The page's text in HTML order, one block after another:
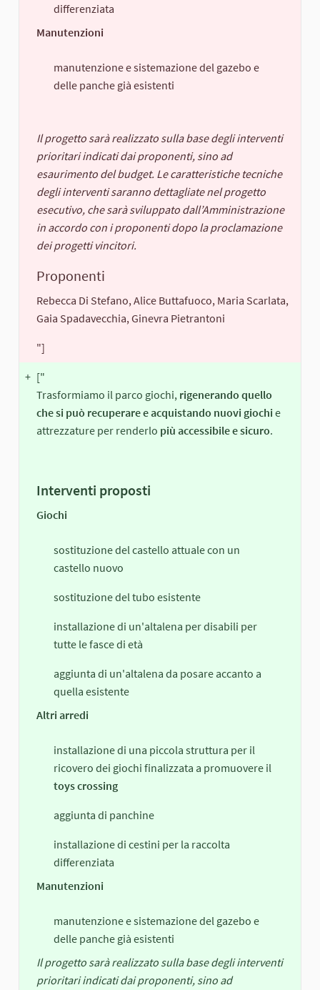
differenziata
Manutenzioni
manutenzione e sistemazione del gazebo e
delle panche già esistenti
Il progetto sarà realizzato sulla base degli interventi
prioritari indicati dai proponenti, sino ad
esaurimento del budget. Le caratteristiche tecniche
degli interventi saranno dettagliate nel progetto
esecutivo, che sarà sviluppato dall’Amministrazione
in accordo con i proponenti dopo la proclamazione
dei progetti vincitori.
Proponenti
Rebecca Di Stefano, Alice Buttafuoco, Maria Scarlata,
Gaia Spadavecchia, Ginevra Pietrantoni
"]
+ ["
Trasformiamo il parco giochi, rigenerando quello
che si può recuperare e acquistando nuovi giochi e
attrezzature per renderlo più accessibile e sicuro.
Interventi proposti
Giochi
sostituzione del castello attuale con un
castello nuovo
sostituzione del tubo esistente
installazione di un'altalena per disabili per
tutte le fasce di età
aggiunta di un'altalena da posare accanto a
quella esistente
Altri arredi
installazione di una piccola struttura per il
ricovero dei giochi finalizzata a promuovere il
toys crossing
aggiunta di panchine
installazione di cestini per la raccolta
differenziata
Manutenzioni
manutenzione e sistemazione del gazebo e
delle panche già esistenti
Il progetto sarà realizzato sulla base degli interventi
prioritari indicati dai proponenti, sino ad